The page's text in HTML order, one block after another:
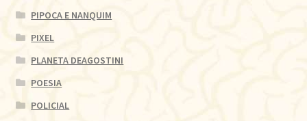
PIPOCA E NANQUIM
PIXEL
PLANETA DEAGOSTINI
POESIA
POLICIAL